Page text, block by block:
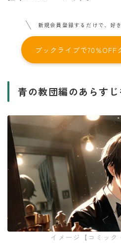
新規会員登録するだけで、好
ブックライブで70%OFF
青の教団編のあらす
イメージ【コミック